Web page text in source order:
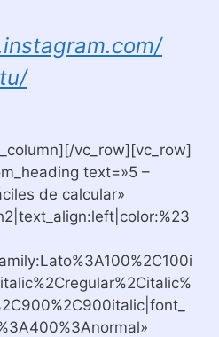
vc_row][vc_row]
text=»5 –
de calcular»